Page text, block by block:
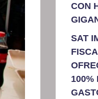
CON
SAT
100%